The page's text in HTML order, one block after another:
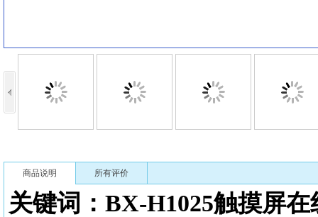
商品说明 所有评价
关键词：BX-H1025触摸屏